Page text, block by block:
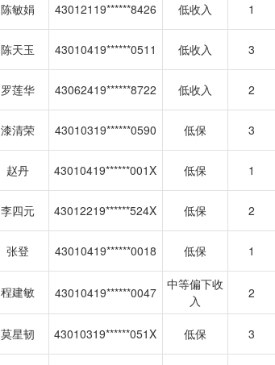
陈敏娟 43012119******8426 低收入 1
陈天玉 43010419******0511 低收入 3
罗莲华 43062419******8722 低收入 2
漆清荣 43010319******0590 低保 3
赵丹 43010419******001X 低保 1
李四元 43012219******524X 低保 2
张登 43010419******0018 低保 1
程建敏 43010419******0047
中等偏下收
入
2
莫星韧 43010319******051X 低保 3